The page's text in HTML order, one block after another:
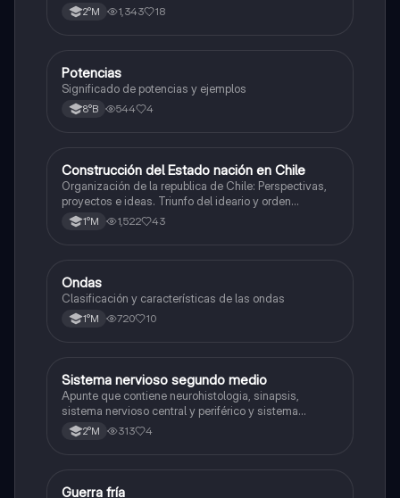
2°M 1,343 18
Matemáticas
Potencias
Significado de potencias y ejemplos
8°B 544 4
Historia
Construcción del Estado nación en Chile
Organización de la republica de Chile: Perspectivas,
proyectos e ideas. Triunfo del ideario y orden
conservador. Constitución de 1833. "Era Portaliana"
1°M 1,522 43
Física
Ondas
Clasificación y características de las ondas
1°M 720 10
Biología
Sistema nervioso segundo medio
Apunte que contiene neurohistologia, sinapsis,
sistema nervioso central y periférico y sistema
endocrino
2°M 313 4
Historia
Guerra fría